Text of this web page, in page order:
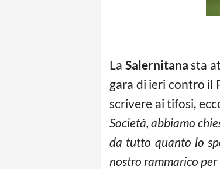
La Salernitana sta
gara di ieri contro il
scrivere ai tifosi,
Società, abbiamo
da tutto quanto lo
nostro rammarico